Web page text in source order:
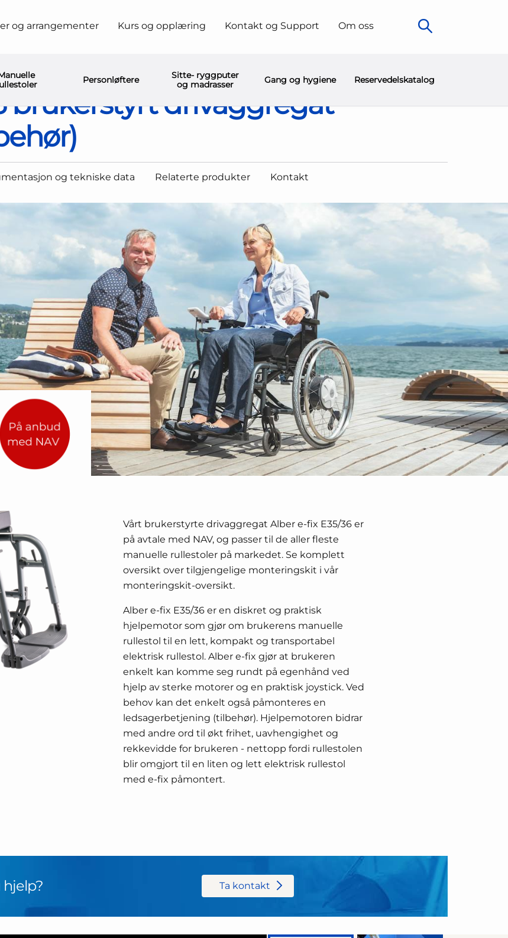
Personløftere
Sitte- ryggputer
og madrasser
Gang og hygiene Reservedelskatalog
og arrangementer Kurs og opplæring Kontakt og Support Om oss
fra Alber Alber e-fix E35/36 brukerstyrt drivaggregat (ledsagerstyrt tilbehør)
brukerstyrt drivaggregat
og tekniske data Relaterte produkter
Kontakt
Vårt brukerstyrte drivaggregat Alber e-fix E35/36 er
på avtale med NAV, og passer til de aller fleste
manuelle rullestoler på markedet. Se komplett
oversikt over tilgjengelige monteringskit i vår
monteringskit-oversikt.
Alber e-fix E35/36 er en diskret og praktisk
hjelpemotor som gjør om brukerens manuelle
rullestol til en lett, kompakt og transportabel
elektrisk rullestol. Alber e-fix gjør at brukeren
enkelt kan komme seg rundt på egenhånd ved
hjelp av sterke motorer og en praktisk joystick. Ved
behov kan det enkelt også påmonteres en
ledsagerbetjening (tilbehør). Hjelpemotoren bidrar
med andre ord til økt frihet, uavhengighet og
rekkevidde for brukeren - nettopp fordi rullestolen
blir omgjort til en liten og lett elektrisk rullestol
med e-fix påmontert.
Ta kontakt